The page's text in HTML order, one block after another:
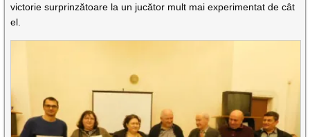
victorie surprinzătoare la un jucător mult mai experimentat de cât
el.